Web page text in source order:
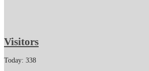
Visitors
Today: 338